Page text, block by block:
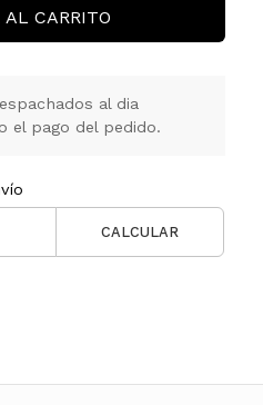
AL CARRITO
al dia
el pago del pedido.
CALCULAR